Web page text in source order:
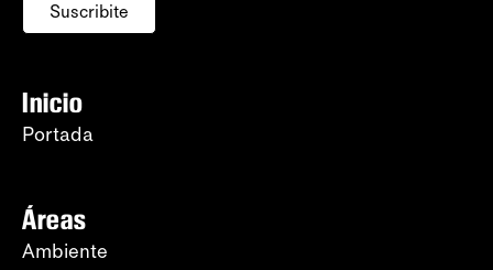
Suscribite
Inicio
Portada
Áreas
Ambiente